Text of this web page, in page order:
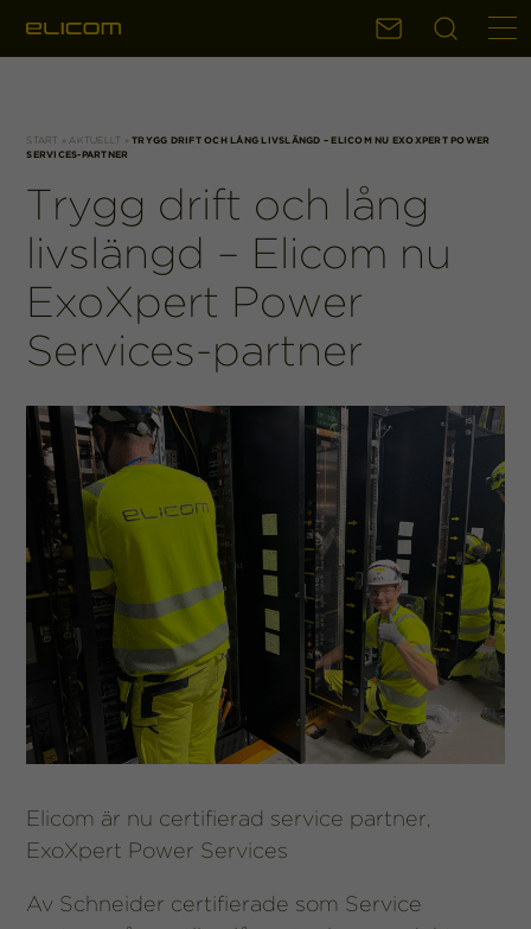
KontaktSök
START »AKTUELLT »TRYGG DRIFT OCH LÅNG LIVSLÄNGD – ELICOM NU EXOXPERT POWER
SERVICES-PARTNER
Trygg drift och lång
livslängd – Elicom nu
ExoXpert Power
Services-partner
Elicom är nu certifierad service partner,
ExoXpert Power Services
Av Schneider certifierade som Service